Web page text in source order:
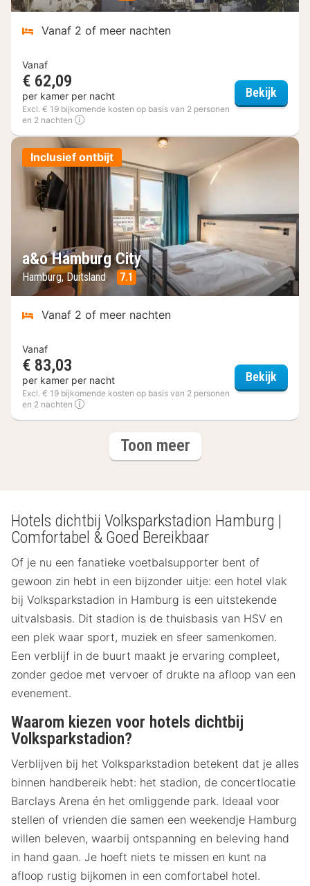
Vanaf 2 of meer nachten
Vanaf
€ 62,09
per kamer per nacht
Excl. € 19 bijkomende kosten op basis van 2 personen
en 2 nachten
Bekijk
Inclusief ontbijt
a&o Hamburg City
Hamburg, Duitsland 7.1
Vanaf 2 of meer nachten
Vanaf
€ 83,03
per kamer per nacht
Excl. € 19 bijkomende kosten op basis van 2 personen
en 2 nachten
Bekijk
Toon meerhotels
Hotels dichtbij Volksparkstadion Hamburg |
Comfortabel & Goed Bereikbaar
Of je nu een fanatieke voetbalsupporter bent of
gewoon zin hebt in een bijzonder uitje: een hotel vlak
bij Volksparkstadion in Hamburg is een uitstekende
uitvalsbasis. Dit stadion is de thuisbasis van HSV en
een plek waar sport, muziek en sfeer samenkomen.
Een verblijf in de buurt maakt je ervaring compleet,
zonder gedoe met vervoer of drukte na afloop van een
evenement.
Waarom kiezen voor hotels dichtbij
Volksparkstadion?
Verblijven bij het Volksparkstadion betekent dat je alles
binnen handbereik hebt: het stadion, de concertlocatie
Barclays Arena én het omliggende park. Ideaal voor
stellen of vrienden die samen een weekendje Hamburg
willen beleven, waarbij ontspanning en beleving hand
in hand gaan. Je hoeft niets te missen en kunt na
afloop rustig bijkomen in een comfortabel hotel.